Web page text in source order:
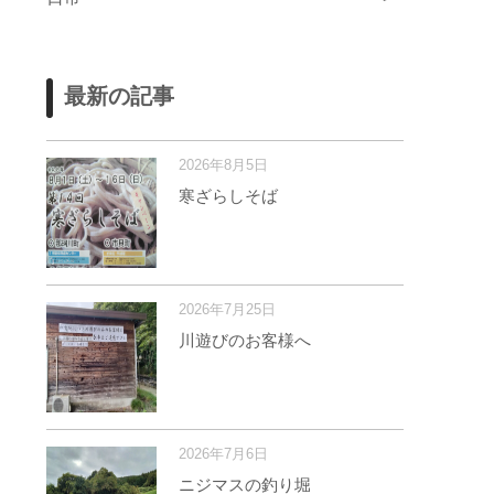
最新の記事
2026年8月5日
寒ざらしそば
2026年7月25日
川遊びのお客様へ
2026年7月6日
ニジマスの釣り堀